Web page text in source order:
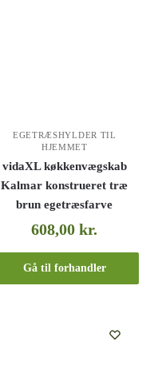
EGETRÆSHYLDER TIL
HJEMMET
vidaXL køkkenvægskab
Kalmar konstrueret træ
brun egetræsfarve
608,00kr.
Gå til forhandler